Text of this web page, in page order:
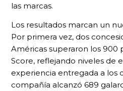
las marcas.
Los resultados marcan un
Por primera vez, dos
Américas superaron los 900
Score, reflejando niveles de
experiencia entregada a los
compañía alcanzó 689